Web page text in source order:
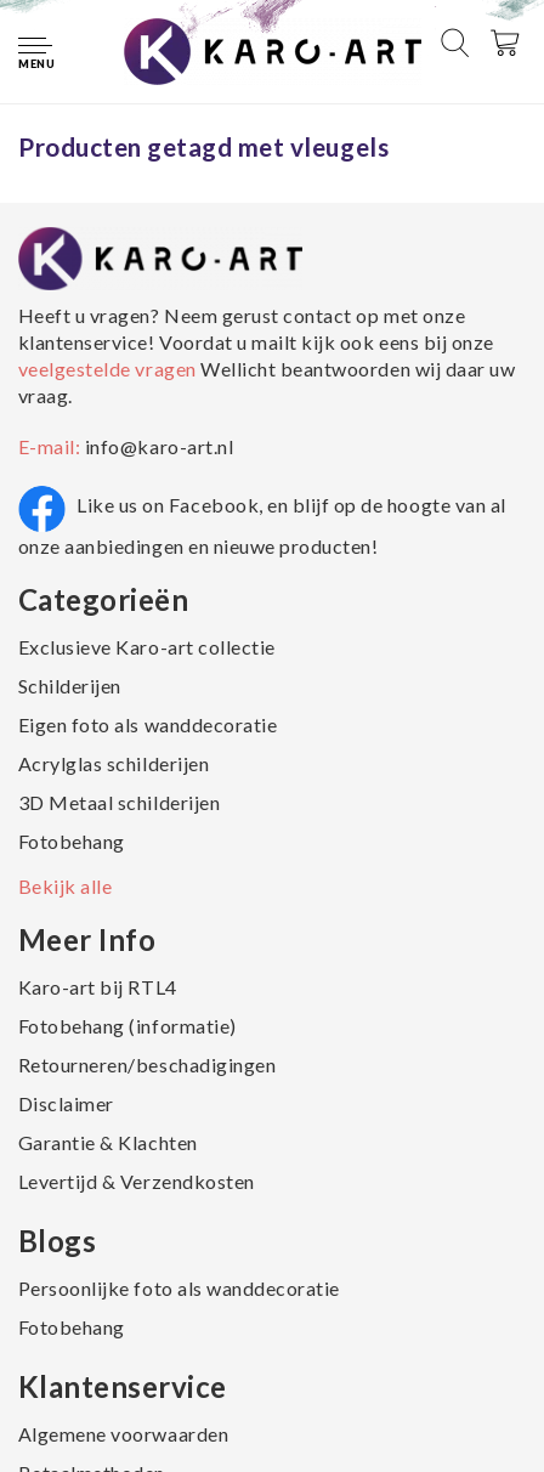
MENU
vleugels
Geen producten gevonden!...
Producten getagd met vleugels
Heeft u vragen? Neem gerust contact op met onze
klantenservice! Voordat u mailt kijk ook eens bij onze
veelgestelde vragenWellicht beantwoorden wij daar uw
vraag.
E-mail: info@karo-art.nl
Like us on Facebook, en blijf op de hoogte van al
onze aanbiedingen en nieuwe producten!
Categorieën
Exclusieve Karo-art collectie
Schilderijen
Eigen foto als wanddecoratie
Acrylglas schilderijen
3D Metaal schilderijen
Fotobehang
Bekijk alle
Meer Info
Karo-art bij RTL4
Fotobehang (informatie)
Retourneren/beschadigingen
Disclaimer
Garantie & Klachten
Levertijd & Verzendkosten
Blogs
Persoonlijke foto als wanddecoratie
Fotobehang
Klantenservice
Algemene voorwaarden